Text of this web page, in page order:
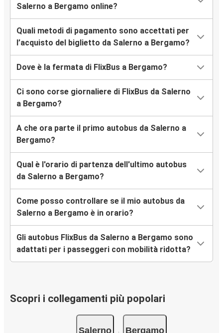
Salerno a Bergamo online?
Quali metodi di pagamento sono accettati per
l’acquisto del biglietto da Salerno a Bergamo?
Dove è la fermata di FlixBus a Bergamo?
Ci sono corse giornaliere di FlixBus da Salerno
a Bergamo?
A che ora parte il primo autobus da Salerno a
Bergamo?
Qual è l'orario di partenza dell'ultimo autobus
da Salerno a Bergamo?
Come posso controllare se il mio autobus da
Salerno a Bergamo è in orario?
Gli autobus FlixBus da Salerno a Bergamo sono
adattati per i passeggeri con mobilità ridotta?
Scopri i collegamenti più popolari
Salerno Bergamo